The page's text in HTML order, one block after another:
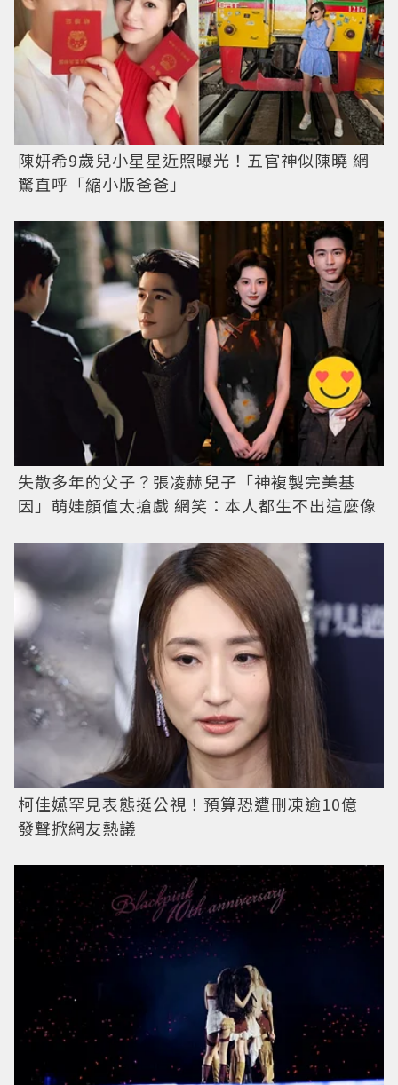
陳妍希9歲兒小星星近照曝光！五官神似陳曉 網
驚直呼「縮小版爸爸」
失散多年的父子？張凌赫兒子「神複製完美基
因」萌娃顏值太搶戲 網笑：本人都生不出這麼像
柯佳嬿罕見表態挺公視！預算恐遭刪凍逾10億
發聲掀網友熱議